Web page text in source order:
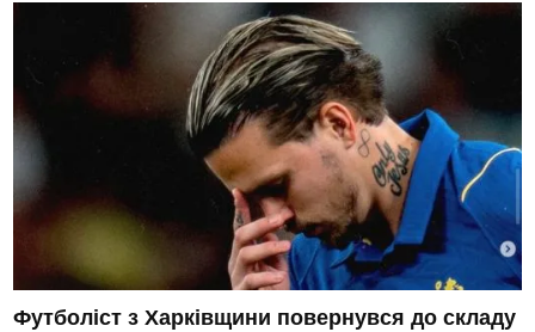
Футболіст з Харківщини повернувся до складу